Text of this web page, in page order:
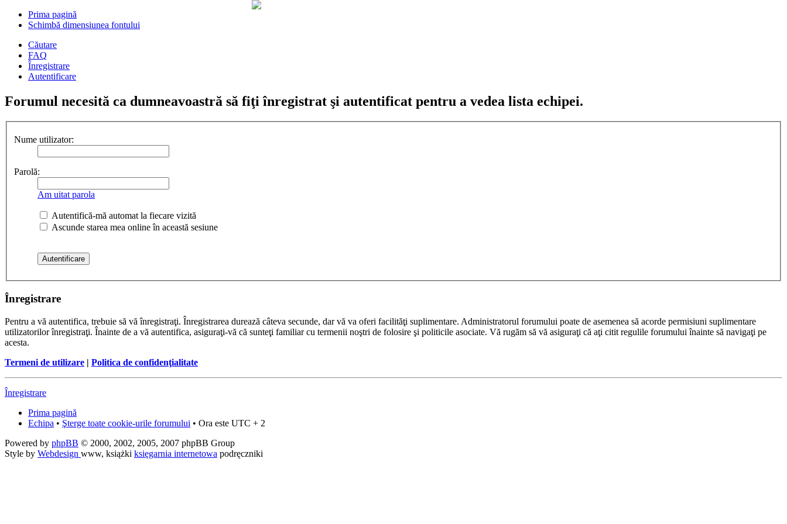
Prima pagină
Schimbă dimensiunea fontului
Căutare
FAQ
Înregistrare
Autentificare
Forumul necesită ca dumneavoastră să fiţi înregistrat şi autentificat pentru a vedea lista echipei.
Nume utilizator:
Parolă:
Am uitat parola
Autentifică-mă automat la fiecare vizită
Ascunde starea mea online în această sesiune
Înregistrare
Pentru a vă autentifica, trebuie să vă înregistraţi. Înregistrarea durează câteva secunde, dar vă va oferi facilităţi suplimentare. Administratorul forumului poate de asemenea să acorde permisiuni suplimentare
utilizatorilor înregistraţi. Înainte de a vă autentifica, asiguraţi-vă că sunteţi familiar cu termenii noştri de folosire şi politicile asociate. Vă rugăm să vă asiguraţi că aţi citit regulile forumului înainte să navigaţi pe
acesta.
Termeni de utilizare | Politica de confidenţialitate
Înregistrare
Prima pagină
Echipa • Şterge toate cookie-urile forumului • Ora este UTC + 2
Powered by phpBB © 2000, 2002, 2005, 2007 phpBB Group
Style by Webdesign www, książki księgarnia internetowa podręczniki